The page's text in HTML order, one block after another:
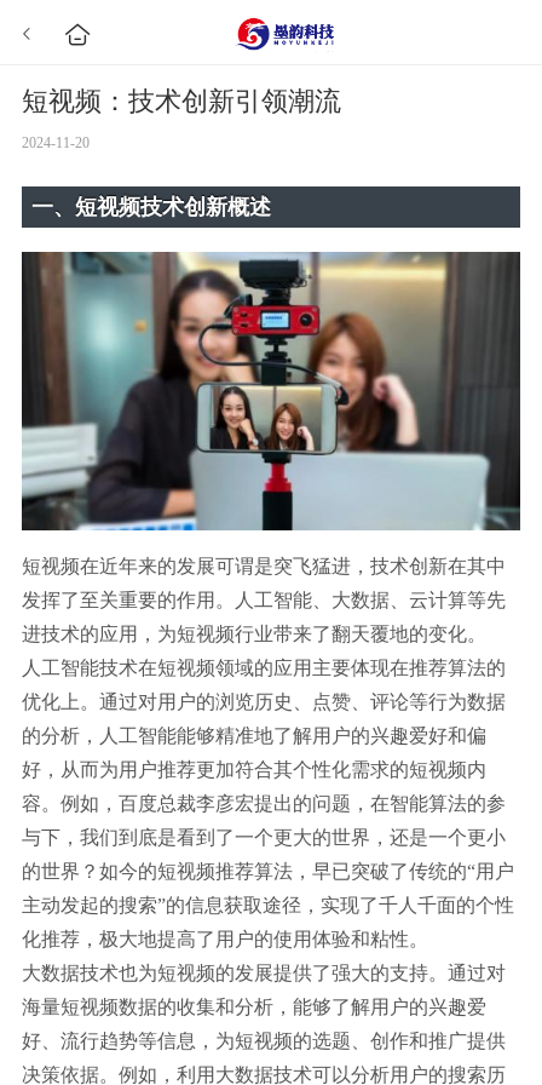
短视频：技术创新引领潮流
2024-11-20
一、短视频技术创新概述
短视频在近年来的发展可谓是突飞猛进，技术创新在其中
发挥了至关重要的作用。人工智能、大数据、云计算等先
进技术的应用，为短视频行业带来了翻天覆地的变化。
人工智能技术在短视频领域的应用主要体现在推荐算法的
优化上。通过对用户的浏览历史、点赞、评论等行为数据
的分析，人工智能能够精准地了解用户的兴趣爱好和偏
好，从而为用户推荐更加符合其个性化需求的短视频内
容。例如，百度总裁李彦宏提出的问题，在智能算法的参
与下，我们到底是看到了一个更大的世界，还是一个更小
的世界？如今的短视频推荐算法，早已突破了传统的“用户
主动发起的搜索”的信息获取途径，实现了千人千面的个性
化推荐，极大地提高了用户的使用体验和粘性。
大数据技术也为短视频的发展提供了强大的支持。通过对
海量短视频数据的收集和分析，能够了解用户的兴趣爱
好、流行趋势等信息，为短视频的选题、创作和推广提供
决策依据。例如，利用大数据技术可以分析用户的搜索历